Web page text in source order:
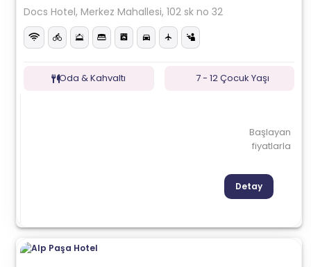
Docs Hotel, Merkez Mahallesi, 102 sk no 32
Oda & Kahvaltı 7 - 12 Çocuk Yaşı
Başlayan
fiyatlarla
Detay